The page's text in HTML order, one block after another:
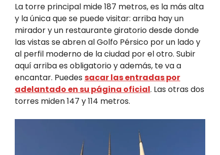
La torre principal mide 187 metros, es la más alta
y la única que se puede visitar: arriba hay un
mirador y un restaurante giratorio desde donde
las vistas se abren al Golfo Pérsico por un lado y
al perfil moderno de la ciudad por el otro. Subir
aquí arriba es obligatorio y además, te va a
encantar. Puedes sacar las entradas por
adelantado en su página oficial. Las otras dos
torres miden 147 y 114 metros.